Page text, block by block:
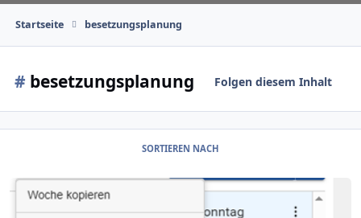
Startseite besetzungsplanung
# besetzungsplanung Folgen diesem Inhalt
SORTIEREN NACH
13.0.0 Verbesserung der Benutzererfahrung (22. Mai 2025)